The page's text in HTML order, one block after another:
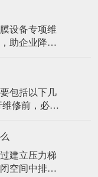
颜色和清洁
设备专项维
助企业降本
学镀膜、耐
备核心部件
注的重点。
凭借20年行
包括以下几
修前，必须
修过程中，
外伤害。 ‌细
仔细观察每
题的根源。
建立压力梯
空间中排